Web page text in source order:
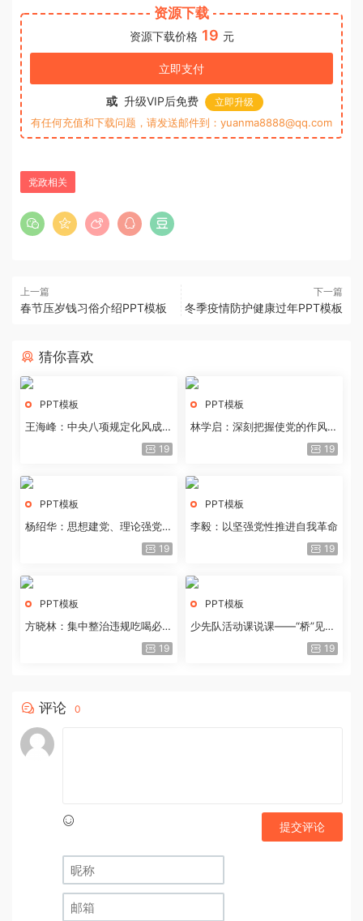
资源下载
资源下载价格 19 元
立即支付
或 升级VIP后免费 立即升级
有任何充值和下载问题，请发送邮件到：yuanma8888@qq.com
党政相关
上一篇
春节压岁钱习俗介绍PPT模板
下一篇
冬季疫情防护健康过年PPT模板
猜你喜欢
PPT模板
王海峰：中央八项规定化风成俗
19
PPT模板
林学启：深刻把握使党的作风全
19
PPT模板
杨绍华：思想建党、理论强党的
19
PPT模板
李毅：以坚强党性推进自我革命
19
PPT模板
方晓林：集中整治违规吃喝必须
19
PPT模板
少先队活动课说课——“桥”见中
19
评论 0
提交评论